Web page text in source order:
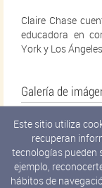
Claire Chase
educadora en
York y Los
Galería de
Este sitio utiliza
recuperan
tecnologías pueden
ejemplo,
hábitos de